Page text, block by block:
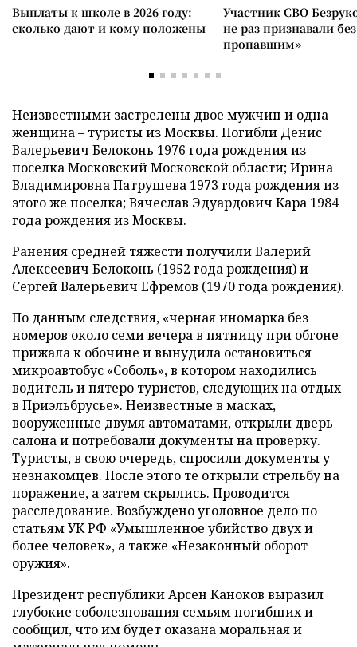
Выплаты к школе в 2026 году:
сколько дают и кому положены
Участник СВО
не раз признавали
пропавшим»
Неизвестными застрелены двое мужчин и одна
женщина – туристы из Москвы. Погибли Денис
Валерьевич Белоконь 1976 года рождения из
поселка Московский Московской области; Ирина
Владимировна Патрушева 1973 года рождения из
этого же поселка; Вячеслав Эдуардович Кара 1984
года рождения из Москвы.
Ранения средней тяжести получили Валерий
Алексеевич Белоконь (1952 года рождения) и
Сергей Валерьевич Ефремов (1970 года рождения).
По данным следствия, «черная иномарка без
номеров около семи вечера в пятницу при обгоне
прижала к обочине и вынудила остановиться
микроавтобус «Соболь», в котором находились
водитель и пятеро туристов, следующих на отдых
в Приэльбрусье». Неизвестные в масках,
вооруженные двумя автоматами, открыли дверь
салона и потребовали документы на проверку.
Туристы, в свою очередь, спросили документы у
незнакомцев. После этого те открыли стрельбу на
поражение, а затем скрылись. Проводится
расследование. Возбуждено уголовное дело по
статьям УК РФ «Умышленное убийство двух и
более человек», а также «Незаконный оборот
оружия».
Президент республики Арсен Каноков выразил
глубокие соболезнования семьям погибших и
сообщил, что им будет оказана моральная и